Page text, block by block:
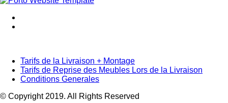
Tarifs de la Livraison + Montage
Tarifs de Reprise des Meubles Lors de la Livraison
Conditions Generales
© Copyright 2019. All Rights Reserved